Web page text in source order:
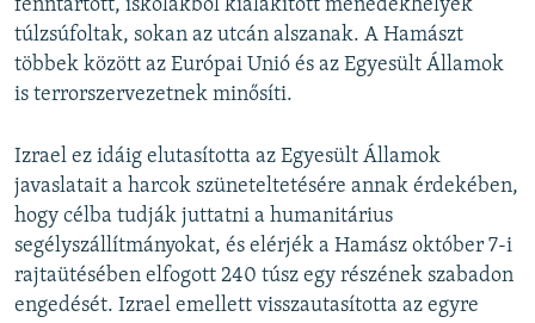
fenntartott, iskolákból kialakított menedékhelyek
túlzsúfoltak, sokan az utcán alszanak. A Hamászt
többek között az Európai Unió és az Egyesült Államok
is terrorszervezetnek minősíti.
Izrael ez idáig elutasította az Egyesült Államok
javaslatait a harcok szüneteltetésére annak érdekében,
hogy célba tudják juttatni a humanitárius
segélyszállítmányokat, és elérjék a Hamász október 7-i
rajtaütésében elfogott 240 túsz egy részének szabadon
engedését. Izrael emellett visszautasította az egyre